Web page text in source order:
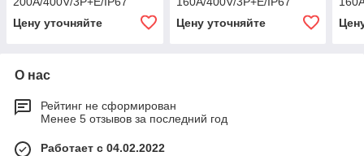
Цену уточняйте
Цену уточняйте
О нас
Рейтинг не сформирован
Менее 5 отзывов за последний год
Работает с 04.02.2022